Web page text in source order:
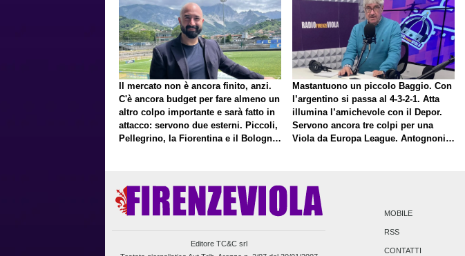
Il mercato non è ancora finito, anzi.
C'è ancora budget per fare almeno un
altro colpo importante e sarà fatto in
attacco: servono due esterni. Piccoli,
Pellegrino, la Fiorentina e il Bologna:
Mastantuono un piccolo Baggio. Con
l’argentino si passa al 4-3-2-1. Atta
illumina l’amichevole con il Depor.
Servono ancora tre colpi per una
Viola da Europa League. Antognoni,
Editore TC&C srl
MOBILE
RSS
CONTATTI